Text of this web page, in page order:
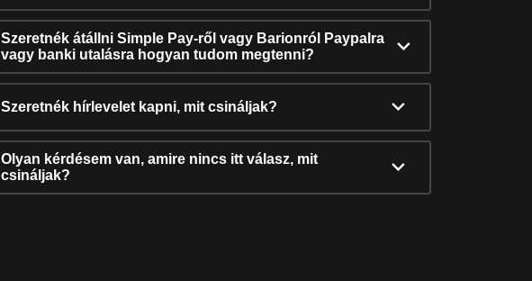
Szeretnék átállni Simple Pay-ről vagy Barionról Paypalra
vagy banki utalásra hogyan tudom megtenni?
Szeretnék hírlevelet kapni, mit csináljak?
Olyan kérdésem van, amire nincs itt válasz, mit
csináljak?